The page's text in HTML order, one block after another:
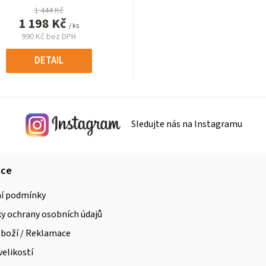
1 444 Kč
1 198 Kč / ks
990 Kč bez DPH
Měrná
cena:
DETAIL
Sledujte nás na Instagramu
podmínky
ochrany osobních údajů
/ Reklamace